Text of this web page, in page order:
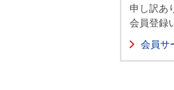
住まいと暮らしの税金
住まいと暮らしの税金
申し訳あ
会員登録
会員サ